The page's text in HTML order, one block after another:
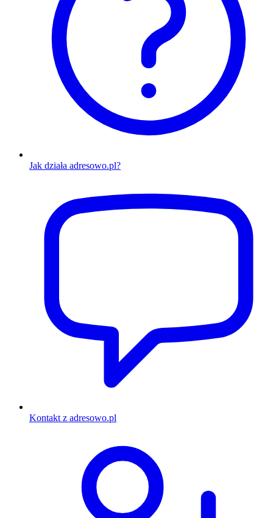
Jak działa adresowo.pl?
Kontakt z adresowo.pl